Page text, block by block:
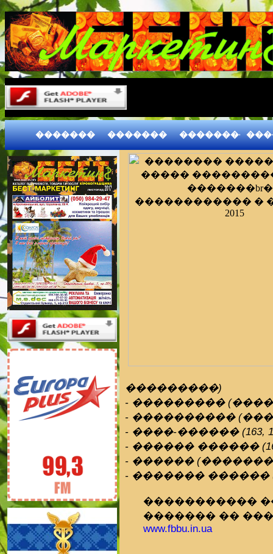
������� ������� ����������
���������)
- ���������
- ����������
- ����-������ (163,
- ������ ������
- ������
- �������
�����������
������� �� ���.
www.fbbu.in.ua